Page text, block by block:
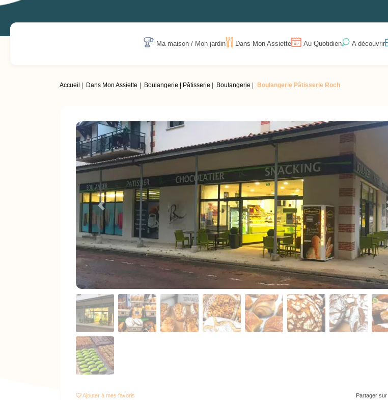
Ma maison / Mon jardin Dans Mon Assiette Au Quotidien A découvrir
Accueil Dans Mon Assiette Boulangerie | Pâtisserie Boulangerie Boulangerie Pâtisserie Roch
Previous
Ajouter à mes favoris Partager sur